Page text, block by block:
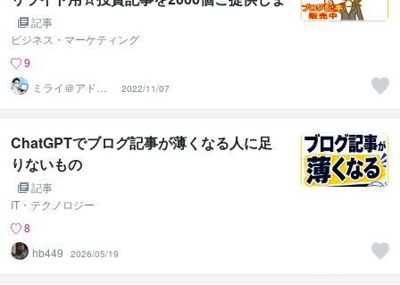
すｗ記事
ビジネス・マーケティング
9
ミライ＠アドセ
ンス審査アドバ
イザー✨
2022/11/07
ChatGPTでブログ記事が薄くなる人に足
りないもの
記事
IT・テクノロジー
8
hb449
2026/05/19